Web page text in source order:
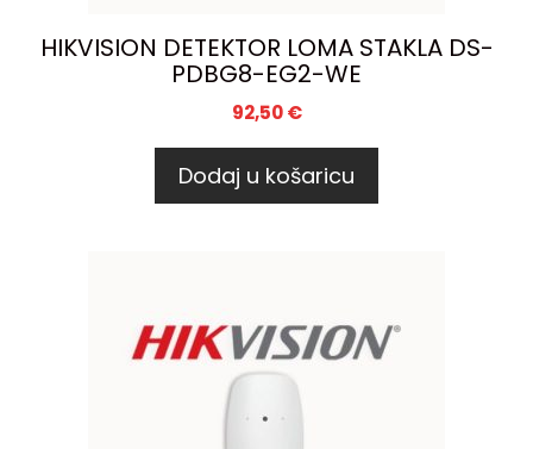
HIKVISION DETEKTOR LOMA STAKLA DS-
PDBG8-EG2-WE
92,50€
Dodaj u košaricu